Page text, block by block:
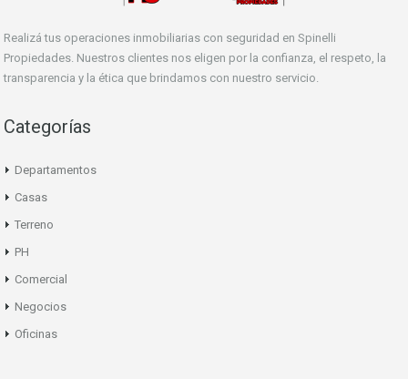
Realizá tus operaciones inmobiliarias con seguridad en Spinelli
Propiedades. Nuestros clientes nos eligen por la confianza, el respeto, la
transparencia y la ética que brindamos con nuestro servicio.
Categorías
Departamentos
Casas
Terreno
PH
Comercial
Negocios
Oficinas